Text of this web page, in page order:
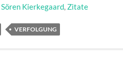
Sören Kierkegaard, Zitate
VERFOLGUNG